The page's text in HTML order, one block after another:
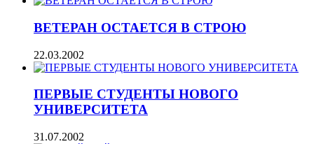
ВЕТЕРАН ОСТАЕТСЯ В СТРОЮ
22.03.2002
ПЕРВЫЕ СТУДЕНТЫ НОВОГО
УНИВЕРСИТЕТА
31.07.2002